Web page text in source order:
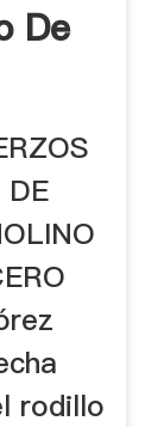
De
DE
rodillo